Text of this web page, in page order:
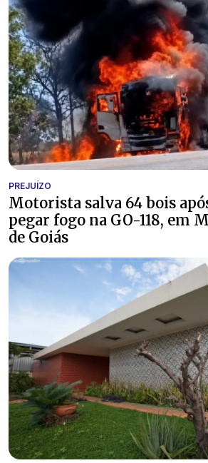
PREJUÍZO
Motorista salva 64 bois
pegar fogo na GO-118, em
de Goiás